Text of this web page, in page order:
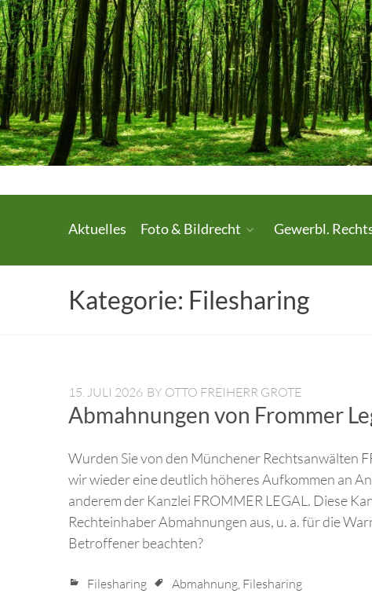
Skip
to
content
Urheberrecht.
Medienrecht.
gewerbl.
Rechtsschutz.
Aktuelles Foto & Bildrecht Gewerbl.
Kategorie: Filesharing
15. JULI 2026 BY OTTO FREIHERR GROTE
Abmahnungen von Frommer
Wurden Sie von den Münchener Rechtsanwälten
wir wieder eine deutlich höheres Aufkommen an
anderem der Kanzlei FROMMER LEGAL. Diese
Rechteinhaber Abmahnungen aus, u. a. für die
Betroffener beachten?
Filesharing Abmahnung Filesharing